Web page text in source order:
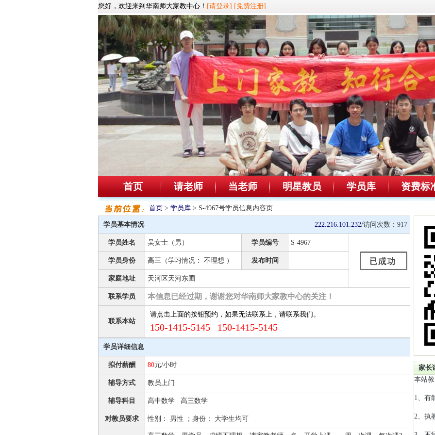
您好，欢迎来到华南师大家教中心！ [请登录] [免费注册]
首页 请老师 当老师 明星教员 学员库 资费标
首页 > 学员库 > S-4967号学员信息内容页
学员基本情况 222.216.101.232/访问次数： 917
学员姓名 吴女士（男） 学员编号 S-4967
学员身份 高三（学习情况： 不理想 ） 发布时间
家庭地址 天河区天河东圃
联系学员 本信息已经过期，谢谢您对华南师大家教中心的关注！
联系本站
请点击上面的按钮预约，如果无法联系上，请联系我们。
150-1415-5145 150-1415-5145
学员详细信息
拟付薪酬 80元/小时
辅导方式 教员上门
辅导科目 高中数学 高三数学
对教员要求 性别： 男性 ；身份： 大学生均可
家长
本站
1、有
2、执